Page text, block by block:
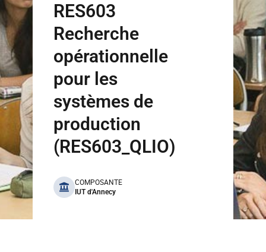
RES603
Recherche
opérationnelle
pour les
systèmes de
production
(RES603_QLIO)
benefits
COMPOSANTE
IUT d'Annecy